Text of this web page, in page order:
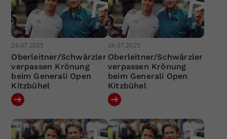
26.07.2025
Oberleitner/Schwärzler
verpassen Krönung
beim Generali Open
Kitzbühel
26.07.2025
Oberleitner/Schwärzler
verpassen Krönung
beim Generali Open
Kitzbühel